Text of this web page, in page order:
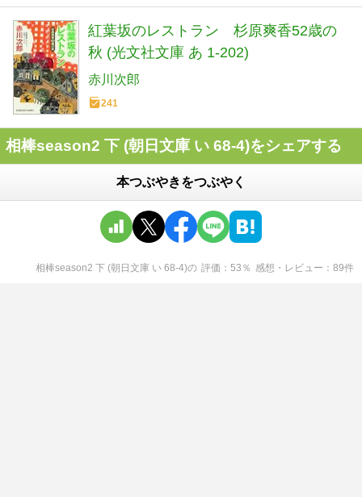
紅葉坂のレストラン 杉原爽香52歳の
秋 (光文社文庫 あ 1-202)
赤川次郎
241
相棒season2 下 (朝日文庫 い 68-4)をシェアする
本つぶやきをつぶやく
相棒season2 下 (朝日文庫 い 68-4)の 評価 53 ％ 感想・レビュー 89件